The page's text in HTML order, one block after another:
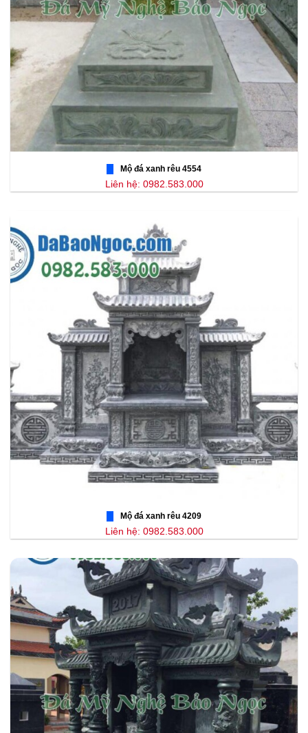
Mộ đá xanh rêu 4554
Liên hệ: 0982.583.000
Mộ đá xanh rêu 4209
Liên hệ: 0982.583.000